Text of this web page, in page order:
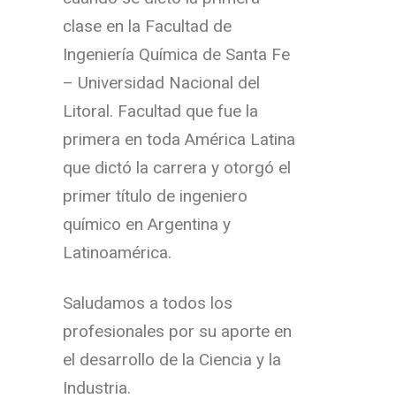
clase en la Facultad de
Ingeniería Química de Santa Fe
– Universidad Nacional del
Litoral. Facultad que fue la
primera en toda América Latina
que dictó la carrera y otorgó el
primer título de ingeniero
químico en Argentina y
Latinoamérica.
Saludamos a todos los
profesionales por su aporte en
el desarrollo de la Ciencia y la
Industria.